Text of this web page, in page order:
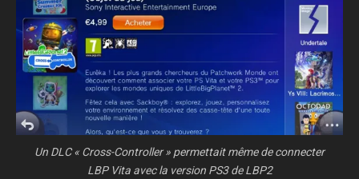
Un DLC « Cross-Controller » permettait même de connecter
LBP Vita avec la version PS3 de LBP2